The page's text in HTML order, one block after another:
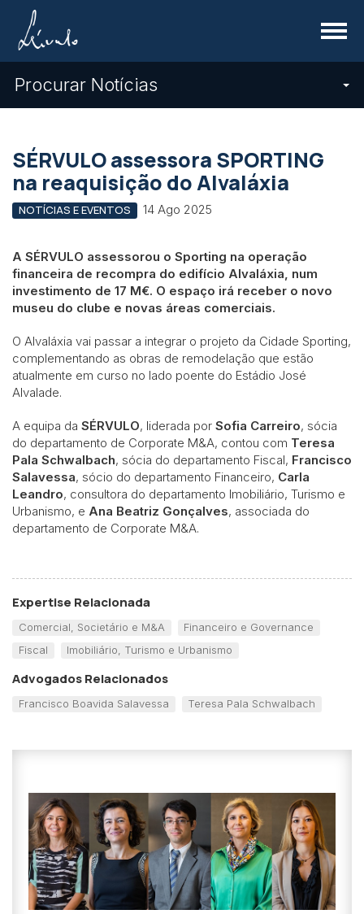
Menu
Procurar Notícias
SÉRVULO assessora SPORTING
na reaquisição do Alvaláxia
NOTÍCIAS E EVENTOS 14 Ago 2025
A SÉRVULO assessorou o Sporting na operação
financeira de recompra do edifício Alvaláxia, num
investimento de 17 M€. O espaço irá receber o novo
museu do clube e novas áreas comerciais.
O Alvaláxia vai passar a integrar o projeto da Cidade Sporting,
complementando as obras de remodelação que estão
atualmente em curso no lado poente do Estádio José
Alvalade.
A equipa da SÉRVULO, liderada por Sofia Carreiro, sócia
do departamento de Corporate M&A, contou com Teresa
Pala Schwalbach, sócia do departamento Fiscal, Francisco
Salavessa, sócio do departamento Financeiro, Carla
Leandro, consultora do departamento Imobiliário, Turismo e
Urbanismo, e Ana Beatriz Gonçalves, associada do
departamento de Corporate M&A.
Expertise Relacionada
Comercial, Societário e M&A
Financeiro e Governance
Fiscal
Imobiliário, Turismo e Urbanismo
Advogados Relacionados
Francisco Boavida Salavessa Teresa Pala Schwalbach